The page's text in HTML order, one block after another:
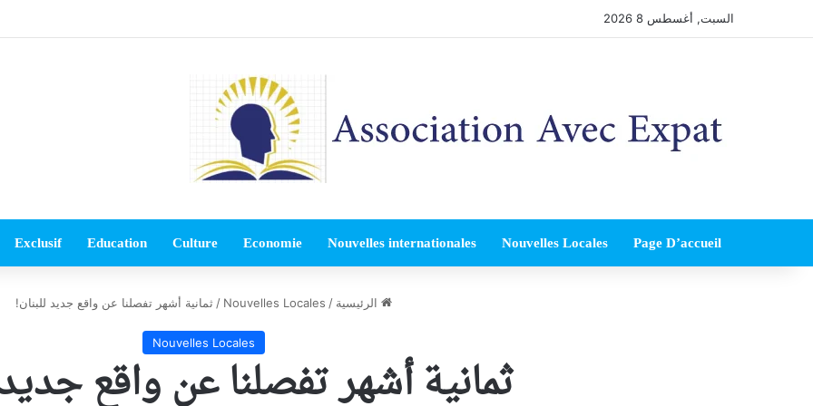
السبت, أغسطس 8 2026
Page D’accueil
Nouvelles Locales
Nouvelles internationales
Economie
Culture
Education
Exclusif
الرئيسية /
Nouvelles Locales
/ ثمانية أشهر تفصلنا عن واقع جديد للبنان!
Nouvelles Locales
ثمانية أشهر تفصلنا عن واقع جديد